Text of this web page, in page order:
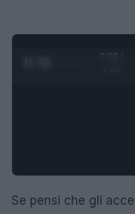
0:29 /
Se pensi che gli